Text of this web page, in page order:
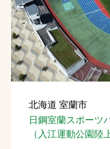
施工・管理実績一覧
会社概要
採用情報
お問合せ
北海道 室蘭市
日鋼室蘭スポーツ
（入江運動公園陸